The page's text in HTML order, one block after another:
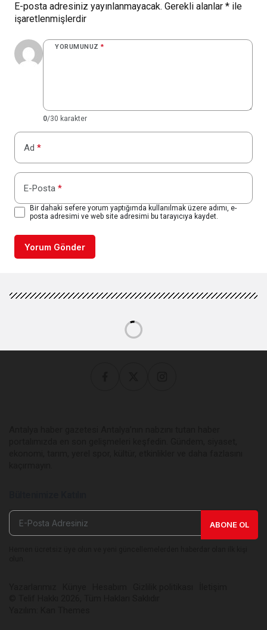
E-posta adresiniz yayınlanmayacak. Gerekli alanlar * ile
işaretlenmişlerdir
YORUMUNUZ *
0/30 karakter
Ad *
E-Posta *
Bir dahaki sefere yorum yaptığımda kullanılmak üzere adımı, e-
posta adresimi ve web site adresimi bu tarayıcıya kaydet.
Yorum Gönder
ABONE OL